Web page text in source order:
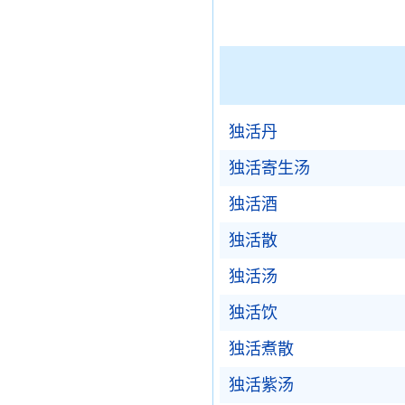
独活丹
独活寄生汤
独活酒
独活散
独活汤
独活饮
独活煮散
独活紫汤